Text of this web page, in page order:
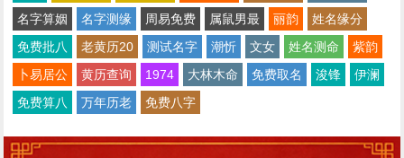
名字算姻
名字测缘 周易免费 属鼠男最 丽韵
姓名缘分
免费批八
老黄历20 测试名字 潮忻 文女 姓名测命
紫韵
卜易居公
黄历查询 1974 大林木命 免费取名 浚锋
伊澜
免费算八
万年历老 免费八字